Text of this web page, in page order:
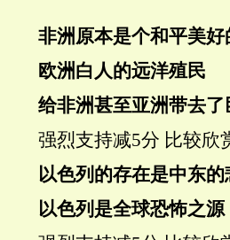
非洲原本是个和平美好
欧洲白人的远洋殖民
给非洲甚至亚洲带去了
强烈支持减5分 比较欣
以色列 的存在是中东
以色列是全球恐怖之源